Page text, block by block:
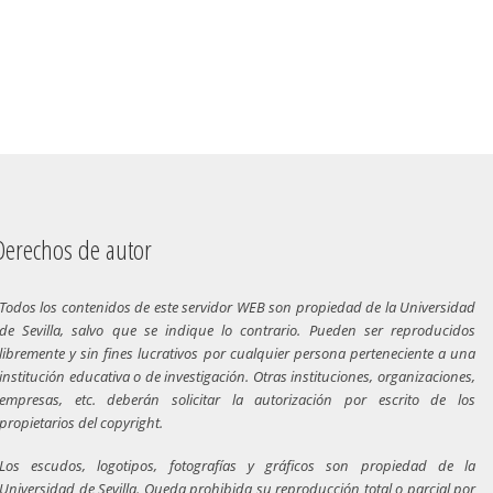
de autor
Todos los contenidos de este servidor WEB son propiedad de la Universidad
de Sevilla, salvo que se indique lo contrario. Pueden ser reproducidos
libremente y sin fines lucrativos por cualquier persona perteneciente a una
institución educativa o de investigación. Otras instituciones, organizaciones,
empresas, etc. deberán solicitar la autorización por escrito de los
propietarios del copyright.
Los escudos, logotipos, fotografías y gráficos son propiedad de la
Universidad de Sevilla. Queda prohibida su reproducción total o parcial por